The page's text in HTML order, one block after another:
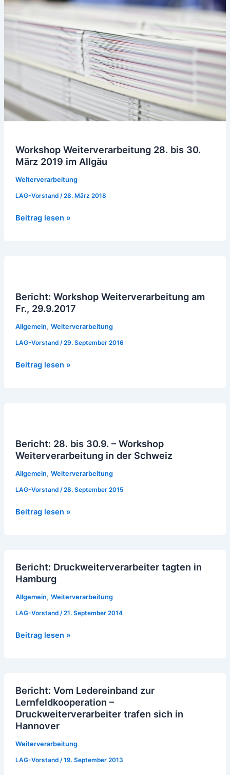
Workshop Weiterverarbeitung 28. bis 30.
März 2019 im Allgäu
Weiterverarbeitung
LAG-Vorstand /28. März 2018
Weiterverarbeitung
28.
bis
2019
im
Allgäu
Beitrag lesen »
Bericht: Workshop Weiterverarbeitung am
Fr., 29.9.2017
Allgemein, Weiterverarbeitung
LAG-Vorstand /29. September 2016
am
Fr.,
29.9.2017
Beitrag lesen »
Bericht: 28. bis 30.9. – Workshop
Weiterverarbeitung in der Schweiz
Allgemein, Weiterverarbeitung
LAG-Vorstand /28. September 2015
30.9.
–
Workshop
in
der
Schweiz
Beitrag lesen »
Bericht: Druckweiterverarbeiter tagten in
Hamburg
Allgemein, Weiterverarbeitung
LAG-Vorstand /21. September 2014
Druckweiterverarbeiter
tagten
in
Beitrag lesen »
Bericht: Vom Ledereinband zur
Lernfeldkooperation –
Druckweiterverarbeiter trafen sich in
Hannover
Weiterverarbeitung
LAG-Vorstand /19. September 2013
Vom
Ledereinband
zur
Lernfeldkooperation
–